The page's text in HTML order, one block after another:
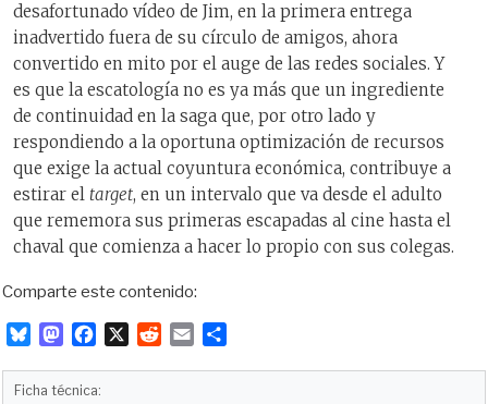
desafortunado vídeo de Jim, en la primera entrega
inadvertido fuera de su círculo de amigos, ahora
convertido en mito por el auge de las redes sociales. Y
es que la escatología no es ya más que un ingrediente
de continuidad en la saga que, por otro lado y
respondiendo a la oportuna optimización de recursos
que exige la actual coyuntura económica, contribuye a
estirar el target, en un intervalo que va desde el adulto
que rememora sus primeras escapadas al cine hasta el
chaval que comienza a hacer lo propio con sus colegas.
Comparte este contenido:
u
M
X
Ficha técnica: